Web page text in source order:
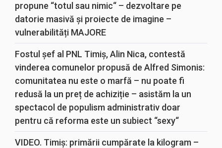
propune “totul sau nimic“ – dezvoltare pe
datorie masivă și proiecte de imagine –
vulnerabilități MAJORE
Fostul șef al PNL Timiș, Alin Nica, contestă
vinderea comunelor propusă de Alfred Simonis:
comunitatea nu este o marfă – nu poate fi
redusă la un preț de achiziție – asistăm la un
spectacol de populism administrativ doar
pentru că reforma este un subiect “sexy“
VIDEO. Timiș: primării cumpărate la kilogram –